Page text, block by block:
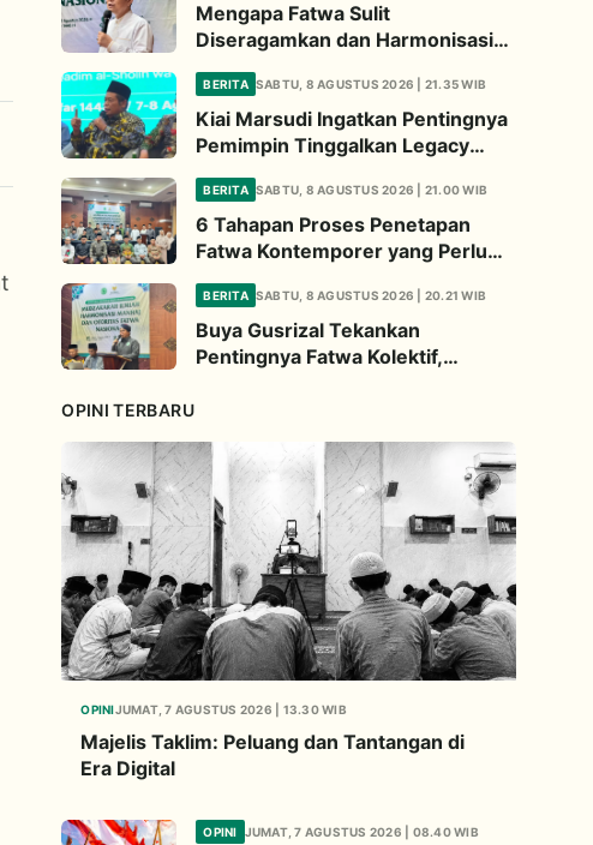
Mengapa Fatwa Sulit
Diseragamkan dan Harmonisasi
Manhaj Penting? Ini Penjelasan
Kiai Cholil
BERITA SABTU, 8 AGUSTUS 2026 | 21.35 WIB
Kiai Marsudi Ingatkan Pentingnya
Pemimpin Tinggalkan Legacy
Nyata untuk Umat
BERITA SABTU, 8 AGUSTUS 2026 | 21.00 WIB
6 Tahapan Proses Penetapan
Fatwa Kontemporer yang Perlu
Diperhatikan
BERITA SABTU, 8 AGUSTUS 2026 | 20.21 WIB
Buya Gusrizal Tekankan
Pentingnya Fatwa Kolektif,
OPINI TERBARU
OPINIJUMAT, 7 AGUSTUS 2026 | 13.30 WIB
Majelis Taklim: Peluang dan Tantangan di
Era Digital
OPINI JUMAT, 7 AGUSTUS 2026 | 08.40 WIB